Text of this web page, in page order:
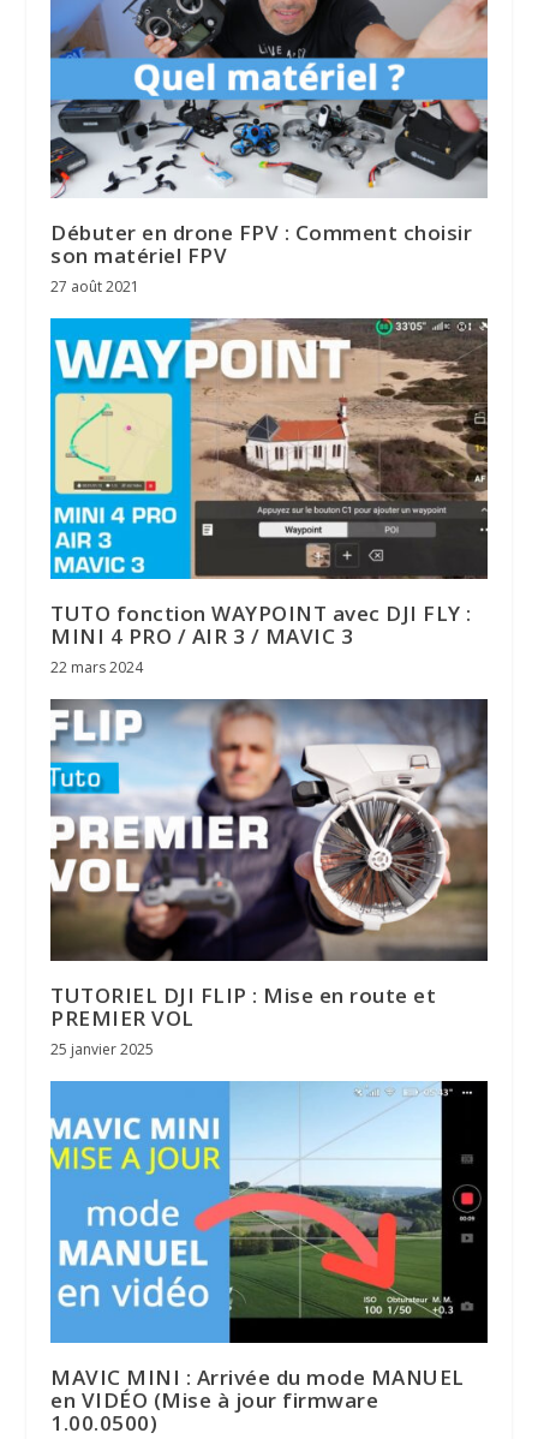
Débuter en drone FPV : Comment choisir
son matériel FPV
27 août 2021
TUTO fonction WAYPOINT avec DJI FLY :
MINI 4 PRO / AIR 3 / MAVIC 3
22 mars 2024
TUTORIEL DJI FLIP : Mise en route et
PREMIER VOL
25 janvier 2025
MAVIC MINI : Arrivée du mode MANUEL
en VIDÉO (Mise à jour firmware
1.00.0500)